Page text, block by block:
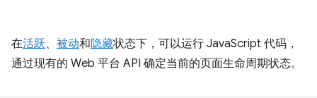
在活跃、 被动和隐藏状态下，可以运行 JavaScript 代码，
通过现有的 Web 平台 API 确定当前的页面生命周期状态。